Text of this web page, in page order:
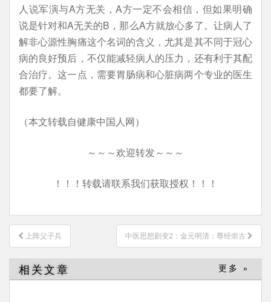
人说军演与A方无关，A方一定不会相信，但如果明确
说是针对和A无关的B，那么A方就放心多了。让病人了
解非心源性胸痛这个名词的含义，尤其是其不同于冠心
病的良好预后，不仅能减轻病人的压力，还有利于其配
合治疗。这一点，需要胃肠病和心脏病两个专业的医生
都要了解。
（本文转载自健康中国人网）
～～～欢迎转发～～～
！！！转载请联系我们获取授权！！！
文
章
导
航
上阵父子兵 中医思想剧变2：金元明清；尊经崇古
相关文章 更多 »